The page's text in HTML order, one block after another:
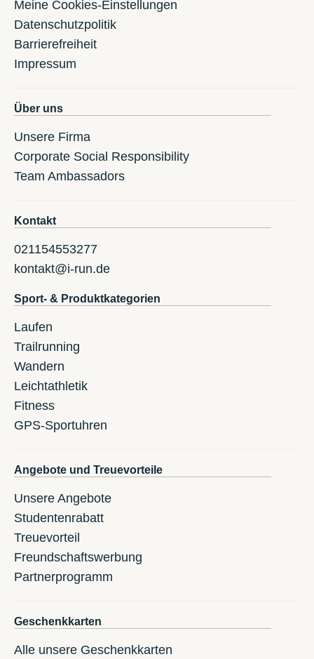
Meine Cookies-Einstellungen
Datenschutzpolitik
Barrierefreiheit
Impressum
Über uns
Unsere Firma
Corporate Social Responsibility
Team Ambassadors
Kontakt
021154553277
kontakt@i-run.de
Sport- & Produktkategorien
Laufen
Trailrunning
Wandern
Leichtathletik
Fitness
GPS-Sportuhren
Angebote und Treuevorteile
Unsere Angebote
Studentenrabatt
Treuevorteil
Freundschaftswerbung
Partnerprogramm
Geschenkkarten
Alle unsere Geschenkkarten